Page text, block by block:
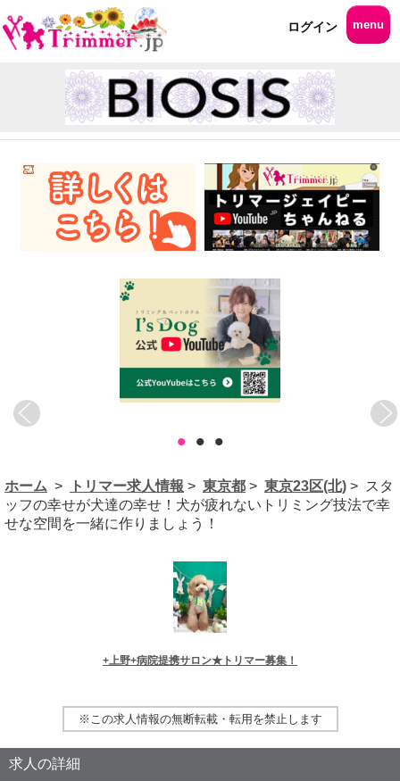
ログイン menu
• • •
ホーム > トリマー求人情報 > 東京都 > 東京23区(北) > スタ
ッフの幸せが犬達の幸せ！犬が疲れないトリミング技法で幸
せな空間を一緒に作りましょう！
+上野+病院提携サロン★トリマー募集！
※この求人情報の無断転載・転用を禁止します
求人の詳細